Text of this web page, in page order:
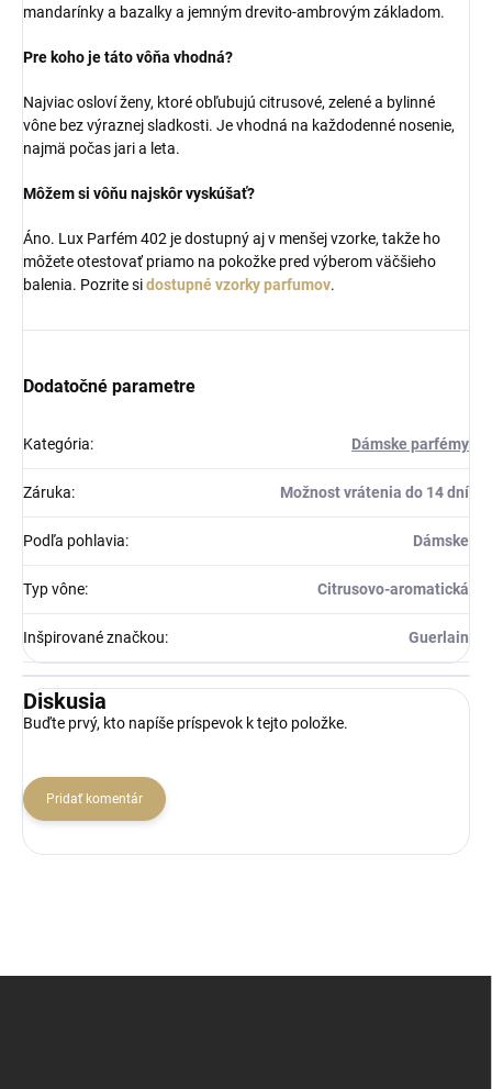
mandarínky a bazalky a jemným drevito-ambrovým základom.
Pre koho je táto vôňa vhodná?
Najviac osloví ženy, ktoré obľubujú citrusové, zelené a bylinné
vône bez výraznej sladkosti. Je vhodná na každodenné nosenie,
najmä počas jari a leta.
Môžem si vôňu najskôr vyskúšať?
Áno. Lux Parfém 402 je dostupný aj v menšej vzorke, takže ho
môžete otestovať priamo na pokožke pred výberom väčšieho
balenia. Pozrite sidostupné vzorky parfumov.
Dodatočné parametre
Kategória: Dámske parfémy
Záruka: Možnost vrátenia do 14 dní
Podľa pohlavia: Dámske
Typ vône: Citrusovo-aromatická
Inšpirované značkou: Guerlain
Diskusia
Buďte prvý, kto napíše príspevok k tejto položke.
Pridať komentár